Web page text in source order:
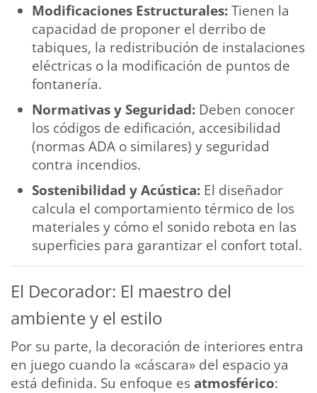
Modificaciones Estructurales:Tienen la
capacidad de proponer el derribo de
tabiques, la redistribución de instalaciones
eléctricas o la modificación de puntos de
fontanería.
Normativas y Seguridad: Deben conocer
los códigos de edificación, accesibilidad
(normas ADA o similares) y seguridad
contra incendios.
Sostenibilidad y Acústica: El diseñador
calcula el comportamiento térmico de los
materiales y cómo el sonido rebota en las
superficies para garantizar el confort total.
El Decorador: El maestro del
ambiente y el estilo
Por su parte, la decoración de interiores entra
en juego cuando la «cáscara» del espacio ya
está definida. Su enfoque esatmosférico: